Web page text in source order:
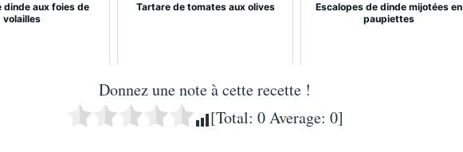
dinde aux foies de
volailles
Tartare de tomates aux olives
Escalopes de dinde mijotées en
paupiettes
Donnez une note à cette recette !
[Total: 0Average: 0]